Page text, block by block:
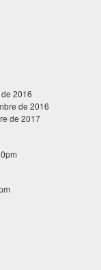
2016
de 2016
de 2017